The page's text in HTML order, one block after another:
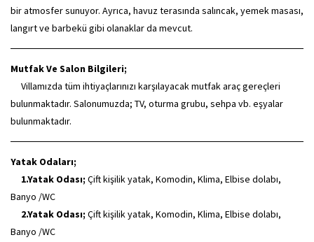
bir atmosfer sunuyor. Ayrıca, havuz terasında salıncak, yemek masası,
langırt ve barbekü gibi olanaklar da mevcut.
Mutfak Ve Salon Bilgileri;
Villamızda tüm ihtiyaçlarınızı karşılayacak mutfak araç gereçleri
bulunmaktadır. Salonumuzda; TV, oturma grubu, sehpa vb. eşyalar
bulunmaktadır.
Yatak Odaları;
1.Yatak Odası; Çift kişilik yatak, Komodin, Klima, Elbise dolabı,
Banyo /WC
2.Yatak Odası; Çift kişilik yatak, Komodin, Klima, Elbise dolabı,
Banyo /WC